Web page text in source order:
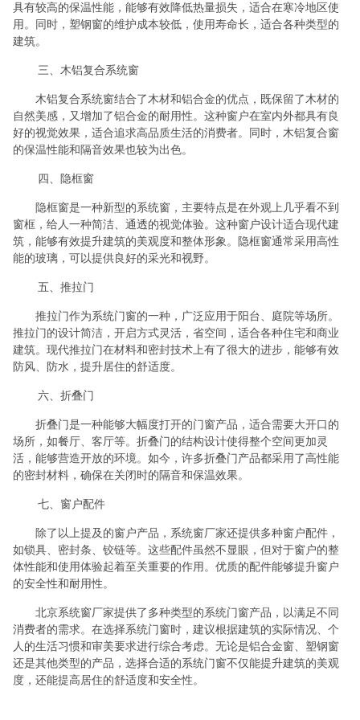
具有较高的保温性能，能够有效降低热量损失，适合在寒冷地区使
用。同时，塑钢窗的维护成本较低，使用寿命长，适合各种类型的
建筑。
三、木铝复合系统窗
木铝复合系统窗结合了木材和铝合金的优点，既保留了木材的
自然美感，又增加了铝合金的耐用性。这种窗户在室内外都具有良
好的视觉效果，适合追求高品质生活的消费者。同时，木铝复合窗
的保温性能和隔音效果也较为出色。
四、隐框窗
隐框窗是一种新型的系统窗，主要特点是在外观上几乎看不到
窗框，给人一种简洁、通透的视觉体验。这种窗户设计适合现代建
筑，能够有效提升建筑的美观度和整体形象。隐框窗通常采用高性
能的玻璃，可以提供良好的采光和视野。
五、推拉门
推拉门作为系统门窗的一种，广泛应用于阳台、庭院等场所。
推拉门的设计简洁，开启方式灵活，省空间，适合各种住宅和商业
建筑。现代推拉门在材料和密封技术上有了很大的进步，能够有效
防风、防水，提升居住的舒适度。
六、折叠门
折叠门是一种能够大幅度打开的门窗产品，适合需要大开口的
场所，如餐厅、客厅等。折叠门的结构设计使得整个空间更加灵
活，能够营造开放的环境。如今，许多折叠门产品都采用了高性能
的密封材料，确保在关闭时的隔音和保温效果。
七、窗户配件
除了以上提及的窗户产品，系统窗厂家还提供多种窗户配件，
如锁具、密封条、铰链等。这些配件虽然不显眼，但对于窗户的整
体性能和使用体验起着至关重要的作用。优质的配件能够提升窗户
的安全性和耐用性。
北京系统窗厂家提供了多种类型的系统门窗产品，以满足不同
消费者的需求。在选择系统门窗时，建议根据建筑的实际情况、个
人的生活习惯和审美要求进行综合考虑。无论是铝合金窗、塑钢窗
还是其他类型的产品，选择合适的系统门窗不仅能提升建筑的美观
度，还能提高居住的舒适度和安全性。